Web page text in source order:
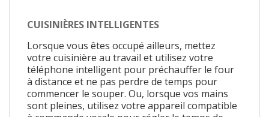
CUISINIÈRES INTELLIGENTES
Lorsque vous êtes occupé ailleurs, mettez
votre cuisinière au travail et utilisez votre
téléphone intelligent pour préchauffer le four
à distance et ne pas perdre de temps pour
commencer le souper. Ou, lorsque vos mains
sont pleines, utilisez votre appareil compatible